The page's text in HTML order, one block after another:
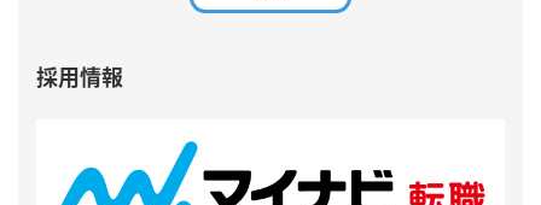
採用情報